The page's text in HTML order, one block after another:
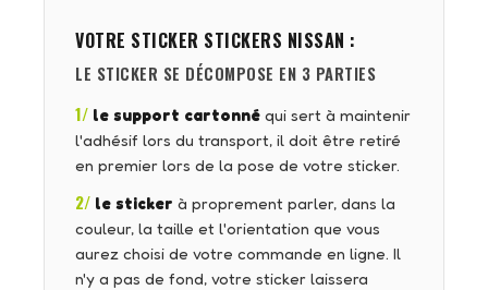
VOTRE STICKER STICKERS NISSAN :
LE STICKER SE DÉCOMPOSE EN 3 PARTIES
1/ le support cartonné qui sert à maintenir
l'adhésif lors du transport, il doit être retiré
en premier lors de la pose de votre sticker.
2/ le sticker à proprement parler, dans la
couleur, la taille et l'orientation que vous
aurez choisi de votre commande en ligne. Il
n'y a pas de fond, votre sticker laissera